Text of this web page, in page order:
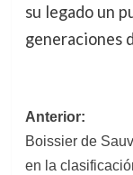
su legado un
generaciones
de
Anterior:
Boissier de
en la